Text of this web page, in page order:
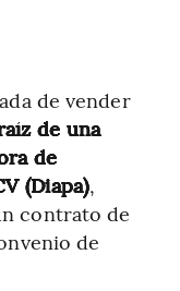
de vender
de una
de
(Diapa),
contrato de
de